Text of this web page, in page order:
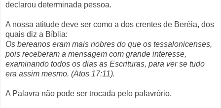
declarou determinada pessoa.
A nossa atitude deve ser como a dos crentes de Beréia, dos
quais diz a Bíblia:
Os bereanos eram mais nobres do que os tessalonicenses,
pois receberam a mensagem com grande interesse,
examinando todos os dias as Escrituras, para ver se tudo
era assim mesmo. (Atos 17:11).
A Palavra não pode ser trocada pelo palavrório.